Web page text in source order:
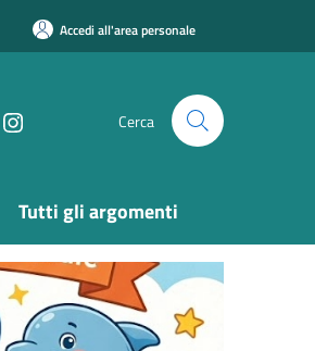
Accedi all'area personale
Cerca
Tutti gli argomenti